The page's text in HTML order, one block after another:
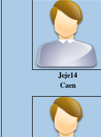
Jeje14
Caen